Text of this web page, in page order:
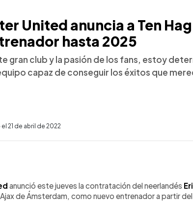
United anuncia a Ten
hasta 2025
gran club y la pasión de los fans, estoy
capaz de conseguir los éxitos que
21 de abril de 2022
artículo
anunció este jueves la contratación del neerlandés
de Ámsterdam, como nuevo entrenador a partir